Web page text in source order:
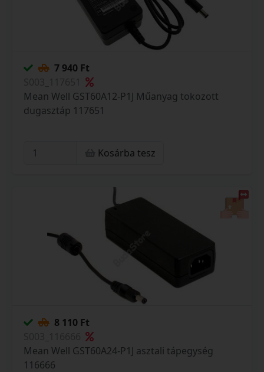
7 940 Ft
Mean Well GST60A12-P1J Műanyag tokozott
dugasztáp 117651
Kosárba tesz
8 110 Ft
Mean Well GST60A24-P1J asztali tápegység
116666